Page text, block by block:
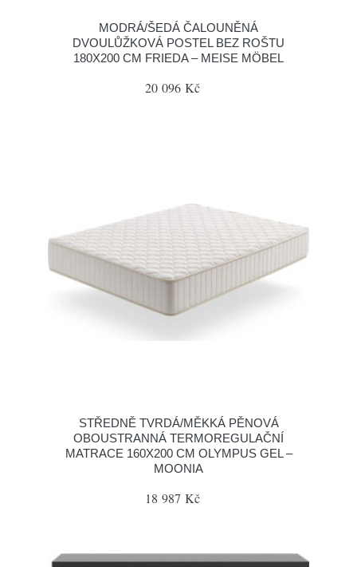
MODRÁ/ŠEDÁ ČALOUNĚNÁ
DVOULŮŽKOVÁ POSTEL BEZ ROŠTU
180X200 CM FRIEDA – MEISE MÖBEL
20 096 Kč
STŘEDNĚ TVRDÁ/MĚKKÁ PĚNOVÁ
OBOUSTRANNÁ TERMOREGULAČNÍ
MATRACE 160X200 CM OLYMPUS GEL –
MOONIA
18 987 Kč